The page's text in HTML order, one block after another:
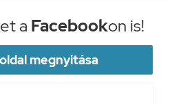
a Facebookon is!
megnyitása